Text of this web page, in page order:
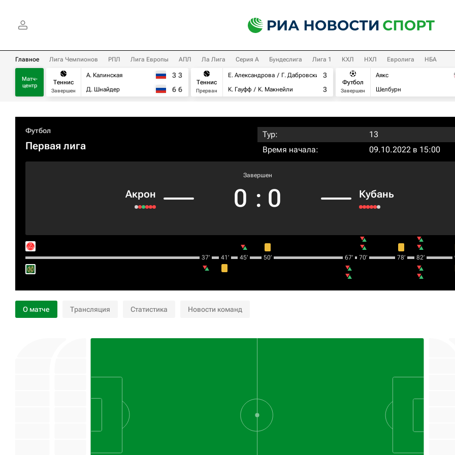
Главное Лига Чемпионов РПЛ Лига Европы АПЛ Ла Лига Серия А Бундеслига Лига 1 КХЛ НХЛ Евролига НБА
Матч-
центр
Теннис
Завершен
А. Калинская
Д. Шнайдер
3 3
6 6
Теннис
Прерван
Е. Александрова
Г. Дабровски
К. Гауфф
К. Макнейли
3
3
Футбол
Завершен
Аякс
Шелбурн
Футбол
Первая лига
Тур:
13
Время начала:
09.10.2022 в 15:00
Акрон
Завершен
0 : 0 Кубань
37‎’‎ 41‎’‎ 45‎’‎ 50‎’‎ 67‎’‎ 70‎’‎ 78‎’‎ 82‎’‎
О матче Трансляция Статистика Новости команд